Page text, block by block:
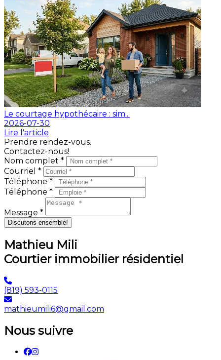
Le courtage hypothécaire : sim...
2026-07-30
Lire l'article
Prendre rendez-vous.
Contactez-nous!
Nom complet *
Courriel *
Téléphone *
Téléphone *
Message *
Discutons ensemble!
Mathieu Mili
Courtier immobilier résidentiel
(819) 593-0115
mathieumili6@gmail.com
Nous suivre